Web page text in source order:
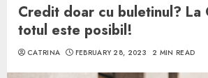
Credit doar cu buletinul?
totul este posibil!
CATRINA FEBRUARY 28, 2023 2 MIN READ